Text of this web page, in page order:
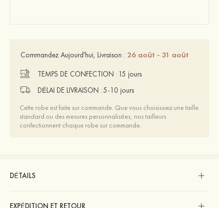
Commandez Aujourd'hui, Livraison : 26 août - 31 août
TEMPS DE CONFECTION : 15 jours
DÉLAI DE LIVRAISON :5-10 jours
Cette robe est faite sur commande. Que vous choisissiez une taille
standard ou des mesures personnalisées, nos tailleurs
confectionnent chaque robe sur commande.
DÉTAILS